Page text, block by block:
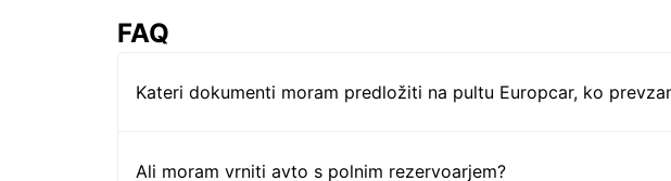
FAQ
Kateri dokumenti moram predložiti na pultu Europcar, ko
Ali moram vrniti avto s polnim rezervoarjem?